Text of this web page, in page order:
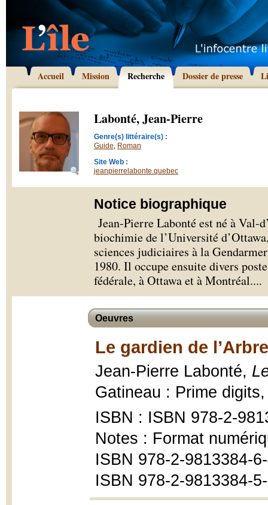
Accueil Mission Recherche Dossier de presse
Labonté, Jean-Pierre
Genre(s) littéraire(s) :
Guide, Roman
Site Web :
jeanpierrelabonte.quebec
Notice biographique
Jean-Pierre Labonté est né à Val-
biochimie de l’Université
sciences judiciaires à la
1980. Il occupe ensuite divers
fédérale, à Ottawa et à Montréal....
Oeuvres
Le gardien de
Jean-Pierre Labonté,
Gatineau : Prime
ISBN : ISBN 978-2-
Notes : Format
ISBN 978-2-9813384-
ISBN 978-2-9813384-